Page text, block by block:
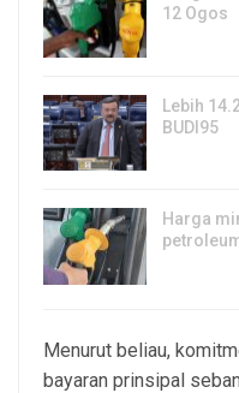
12 Ogos
Lebih
BUDI95
Harga
Menurut beliau,
bayaran prinsipal